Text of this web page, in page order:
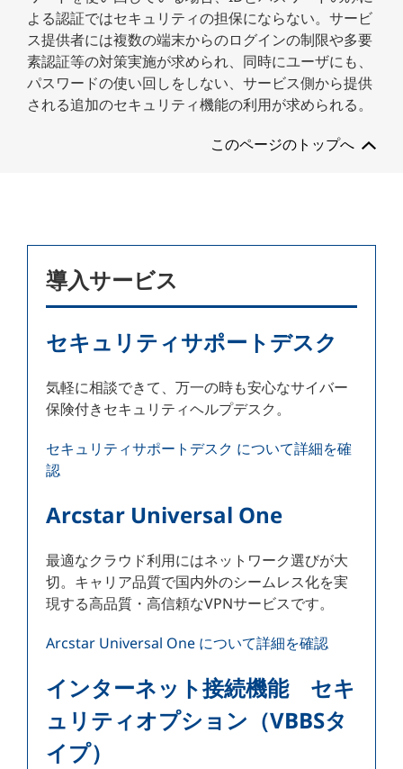
よる認証ではセキュリティの担保にならない。サービ
ス提供者には複数の端末からのログインの制限や多要
素認証等の対策実施が求められ、同時にユーザにも、
パスワードの使い回しをしない、サービス側から提供
される追加のセキュリティ機能の利用が求められる。
このページのトップへ
導入サービス
セキュリティサポートデスク
気軽に相談できて、万一の時も安心なサイバー
保険付きセキュリティヘルプデスク。
セキュリティサポートデスク について詳細を確
認
Arcstar Universal One
最適なクラウド利用にはネットワーク選びが大
切。キャリア品質で国内外のシームレス化を実
現する高品質・高信頼なVPNサービスです。
Arcstar Universal One について詳細を確認
インターネット接続機能 セキ
ュリティオプション（VBBSタ
イプ）